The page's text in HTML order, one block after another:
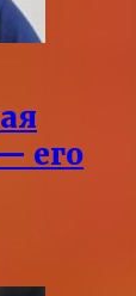
его